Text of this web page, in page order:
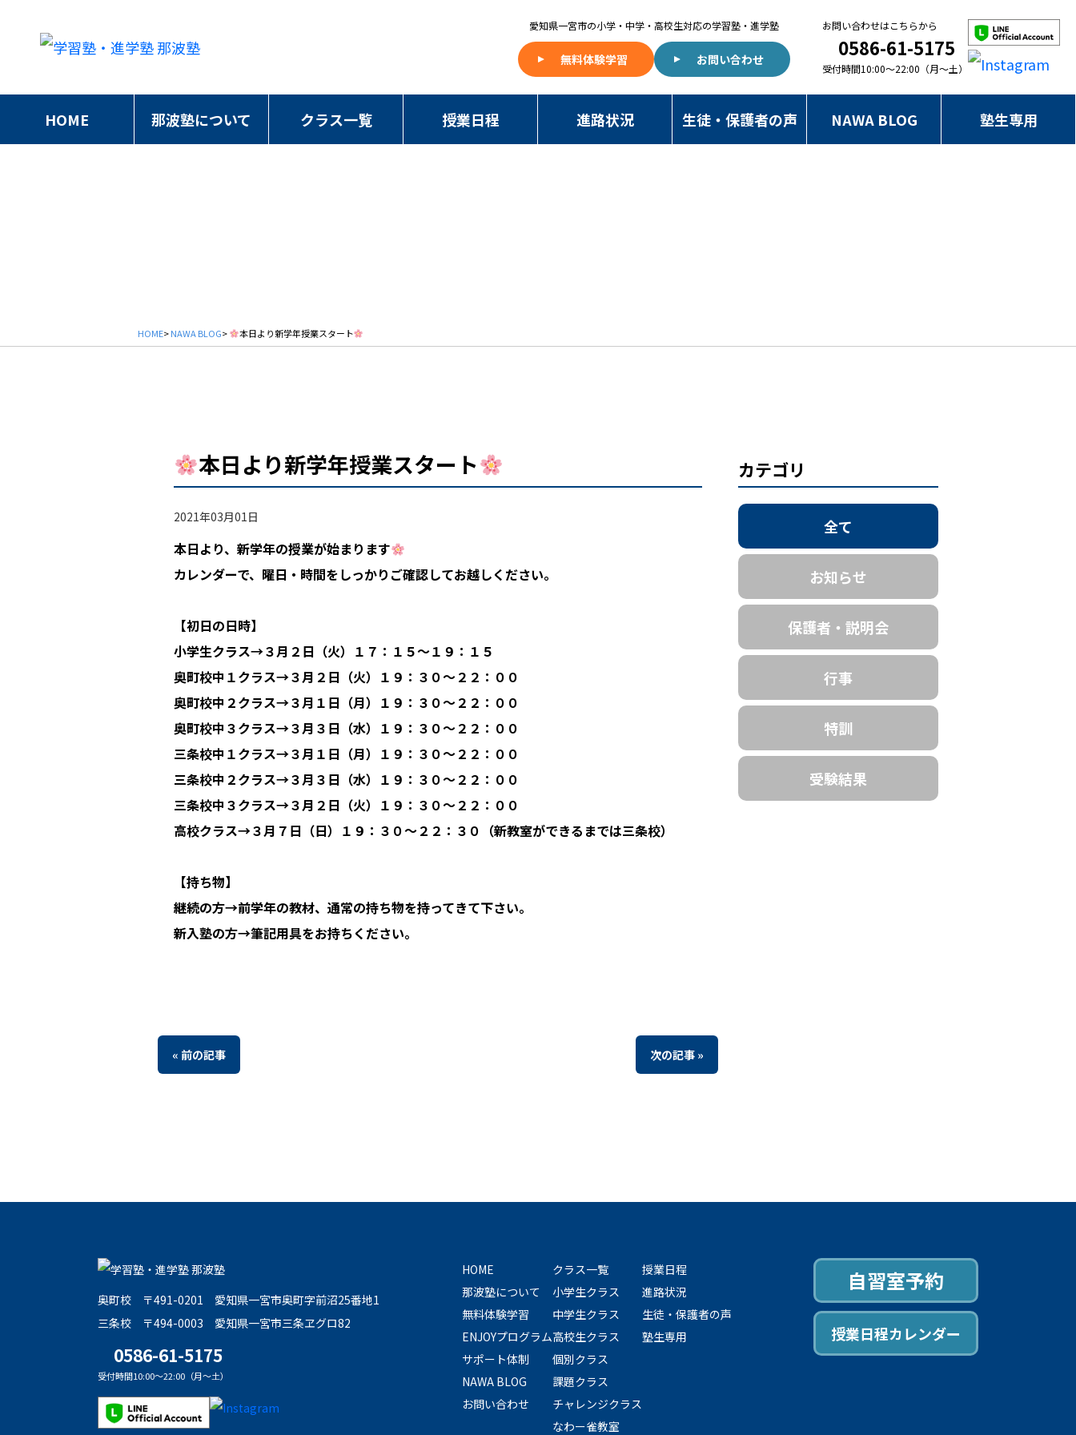
愛知県一宮市の小学・中学・高校生対応の学習塾・進学塾
無料体験学習 お問い合わせ
お問い合わせはこちらから
0586-61-5175
受付時間10:00～22:00（月～土）
HOME 那波塾について クラス一覧 授業日程 進路状況 生徒・保護者の声 NAWA BLOG 塾生専用
HOME>NAWA BLOG> 本日より新学年授業スタート
本日より新学年授業スタート
2021年03月01日
本日より、新学年の授業が始まります
カレンダーで、曜日・時間をしっかりご確認してお越しください。
【初日の日時】
小学生クラス→３月２日（火）１７：１５〜１９：１５
奥町校中１クラス→３月２日（火）１９：３０〜２２：００
奥町校中２クラス→３月１日（月）１９：３０〜２２：００
奥町校中３クラス→３月３日（水）１９：３０〜２２：００
三条校中１クラス→３月１日（月）１９：３０〜２２：００
三条校中２クラス→３月３日（水）１９：３０〜２２：００
三条校中３クラス→３月２日（火）１９：３０〜２２：００
高校クラス→３月７日（日）１９：３０〜２２：３０（新教室ができるまでは三条校）
【持ち物】
継続の方→前学年の教材、通常の持ち物を持ってきて下さい。
新入塾の方→筆記用具をお持ちください。
« 前の記事 次の記事 »
カテゴリ
全て
お知らせ
保護者・説明会
行事
特訓
受験結果
奥町校 〒491-0201 愛知県一宮市奥町字前沼25番地1
三条校 〒494-0003 愛知県一宮市三条ヱグロ82
0586-61-5175
受付時間10:00～22:00（月～土）
HOME
那波塾について
無料体験学習
ENJOYプログラム
サポート体制
NAWA BLOG
お問い合わせ
クラス一覧
小学生クラス
中学生クラス
高校生クラス
個別クラス
課題クラス
チャレンジクラス
なわー雀教室
授業日程
進路状況
生徒・保護者の声
塾生専用
自習室予約
授業日程カレンダー